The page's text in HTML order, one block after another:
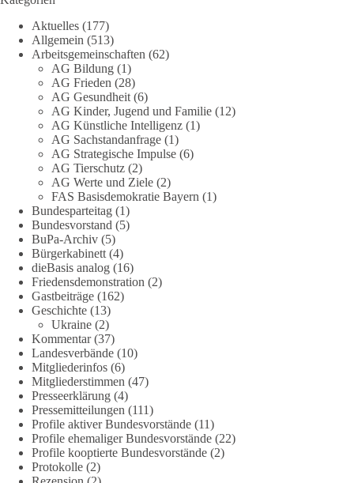
Eine demokratische Gesellschaft lebt nicht davon, unbequeme
Fragen zu vermeiden. Sie lebt davon, Fragen offen zu stellen
und transparent zu beantworten.
dieBasis fordert deshalb weiterhin eine unabhängige,
vollständige und transparente Aufarbeitung der Corona-Politik.
Ohne Denkverbote, ohne Vorverurteilungen und ohne Tabus.
Quellen:
https://apnews.com/article/fauci-diaries-covid-origins-
rand-paul-6b25da9f75a0becbaf2886ab22643e67
https://www.tichyseinblick.de/kolumnen/aus-aller-welt/usa-
tagebuch-fauci-corona-impfung/
#dieBasis #Corona #Aufarbeitung
#Vertrauen
36 60
DieBasis
2 Tage(n) zuvor
🕊 Wir wollen den Krieg mit Russland nicht!
Am 20. Juni 2026 fand in Berlin am Brandenburger Tor die
Demonstration mit dem Motto „Russland ist nicht unser
Feind“ statt.
Aktuelles (177)
Allgemein (513)
Arbeitsgemeinschaften (62)
AG Bildung (1)
AG Frieden (28)
AG Gesundheit (6)
AG Kinder, Jugend und Familie (12)
AG Künstliche Intelligenz (1)
AG Sachstandanfrage (1)
AG Strategische Impulse (6)
AG Tierschutz (2)
AG Werte und Ziele (2)
FAS Basisdemokratie Bayern (1)
Bundesparteitag (1)
Bundesvorstand (5)
BuPa-Archiv (5)
Bürgerkabinett (4)
dieBasis analog (16)
Friedensdemonstration (2)
Gastbeiträge (162)
Geschichte (13)
Ukraine (2)
Kommentar(37)
Landesverbände (10)
Mitgliederinfos (6)
Mitgliederstimmen (47)
Presseerklärung (4)
Pressemitteilungen (111)
Profile aktiver Bundesvorstände (11)
Profile ehemaliger Bundesvorstände (22)
Profile kooptierte Bundesvorstände (2)
Protokolle (2)